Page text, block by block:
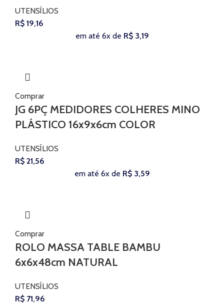
UTENSÍLIOS
R$ 19,16
em até 6x de R$3,19
Comprar
JG 6PÇ MEDIDORES COLHERES MINO
PLÁSTICO 16x9x6cm COLOR
UTENSÍLIOS
R$ 21,56
em até 6x de R$3,59
Comprar
ROLO MASSA TABLE BAMBU
6x6x48cm NATURAL
UTENSÍLIOS
R$ 71,96